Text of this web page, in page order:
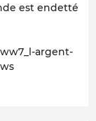
est endetté
argent-